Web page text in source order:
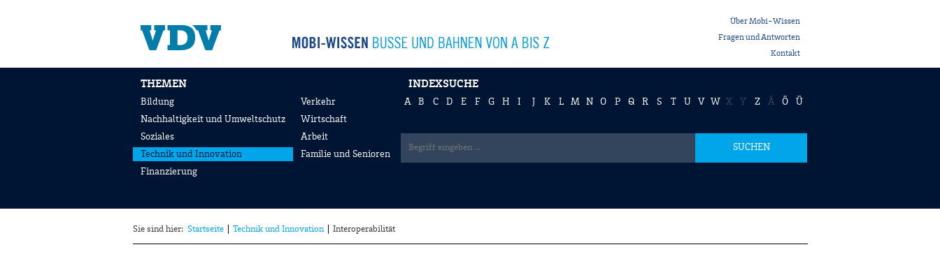
Über Mobi-Wissen
Fragen und Antworten
Kontakt
THEMEN
Bildung
Nachhaltigkeit und Umweltschutz
Soziales
Technik und Innovation
Finanzierung
Verkehr
Wirtschaft
Arbeit
Familie und Senioren
INDEXSUCHE
A B C D E F G H I K L M N O P Q R S T U V W X Y Z Ä Ö Ü
SUCHEN
Sie sind hier: Startseite Technik und Innovation Interoperabilität